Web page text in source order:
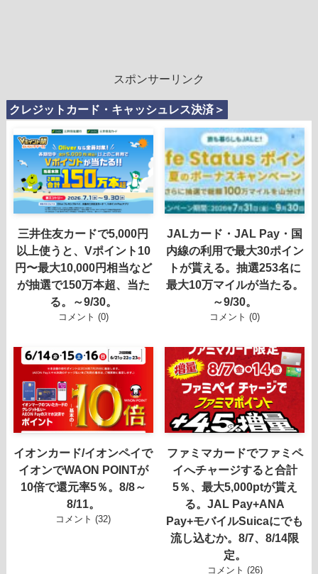
スポンサーリンク
クレジットカード・キャッシュレス決済＞
三井住友カードで5,000円
以上使うと、Vポイント10
円〜最大10,000円相当など
が抽選で150万本超、当た
る。～9/30。
コメント (0)
JALカード・JAL Pay・国
内線の利用で最大30ポイン
トが貰える。抽選253名に
最大10万マイルが当たる。
～9/30。
コメント (0)
イオンカード/イオンペイで
イオンでWAON POINTが
10倍で還元率5％。8/8～
8/11。
コメント (32)
ファミマカードでファミペ
イへチャージすると合計
5％、最大5,000ptが貰え
る。JAL Pay+ANA
Pay+モバイルSuicaにでも
流し込むか。8/7、8/14限
定。
コメント (26)